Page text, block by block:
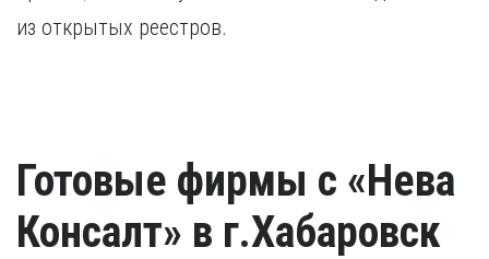
из открытых реестров.
Готовые фирмы с «Нева
Консалт» в г.Хабаровск